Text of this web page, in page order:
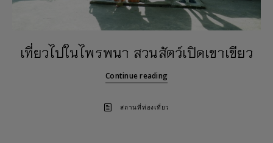
เที่ยวไปในไพรพนา สวนสัตว์เปิดเขาเขียว
Continue reading
สถานที่ท่องเที่ยว